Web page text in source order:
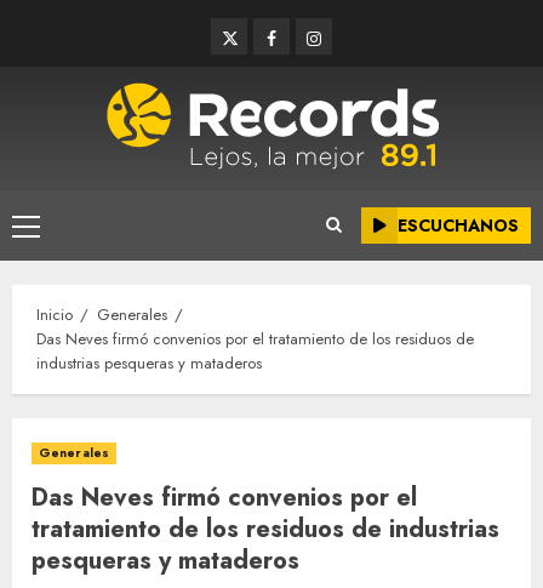
TwitterFacebookInstagram
Menú
principal
ESCUCHANOS
Inicio
Generales
Das Neves firmó convenios por el tratamiento de los residuos de
industrias pesqueras y mataderos
Generales
Das Neves firmó convenios por el
tratamiento de los residuos de industrias
pesqueras y mataderos